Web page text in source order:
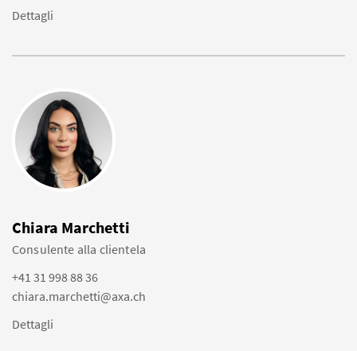
Dettagli
Chiara Marchetti
Consulente alla clientela
+41 31 998 88 36
chiara.marchetti@axa.ch
Dettagli